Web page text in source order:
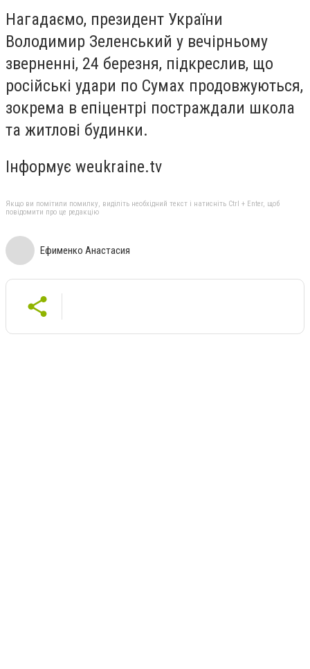
Нагадаємо, президент України
Володимир Зеленський у вечірньому
зверненні, 24 березня, підкреслив, що
російські удари по Сумах продовжуються,
зокрема в епіцентрі постраждали школа
та житлові будинки.
Інформує weukraine.tv
Якщо ви помітили помилку, виділіть необхідний текст і натисніть Ctrl + Enter, щоб
повідомити про це редакцію
Ефименко Анастасия